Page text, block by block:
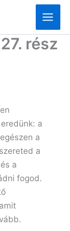
rész
a
a
a
a
fogod.